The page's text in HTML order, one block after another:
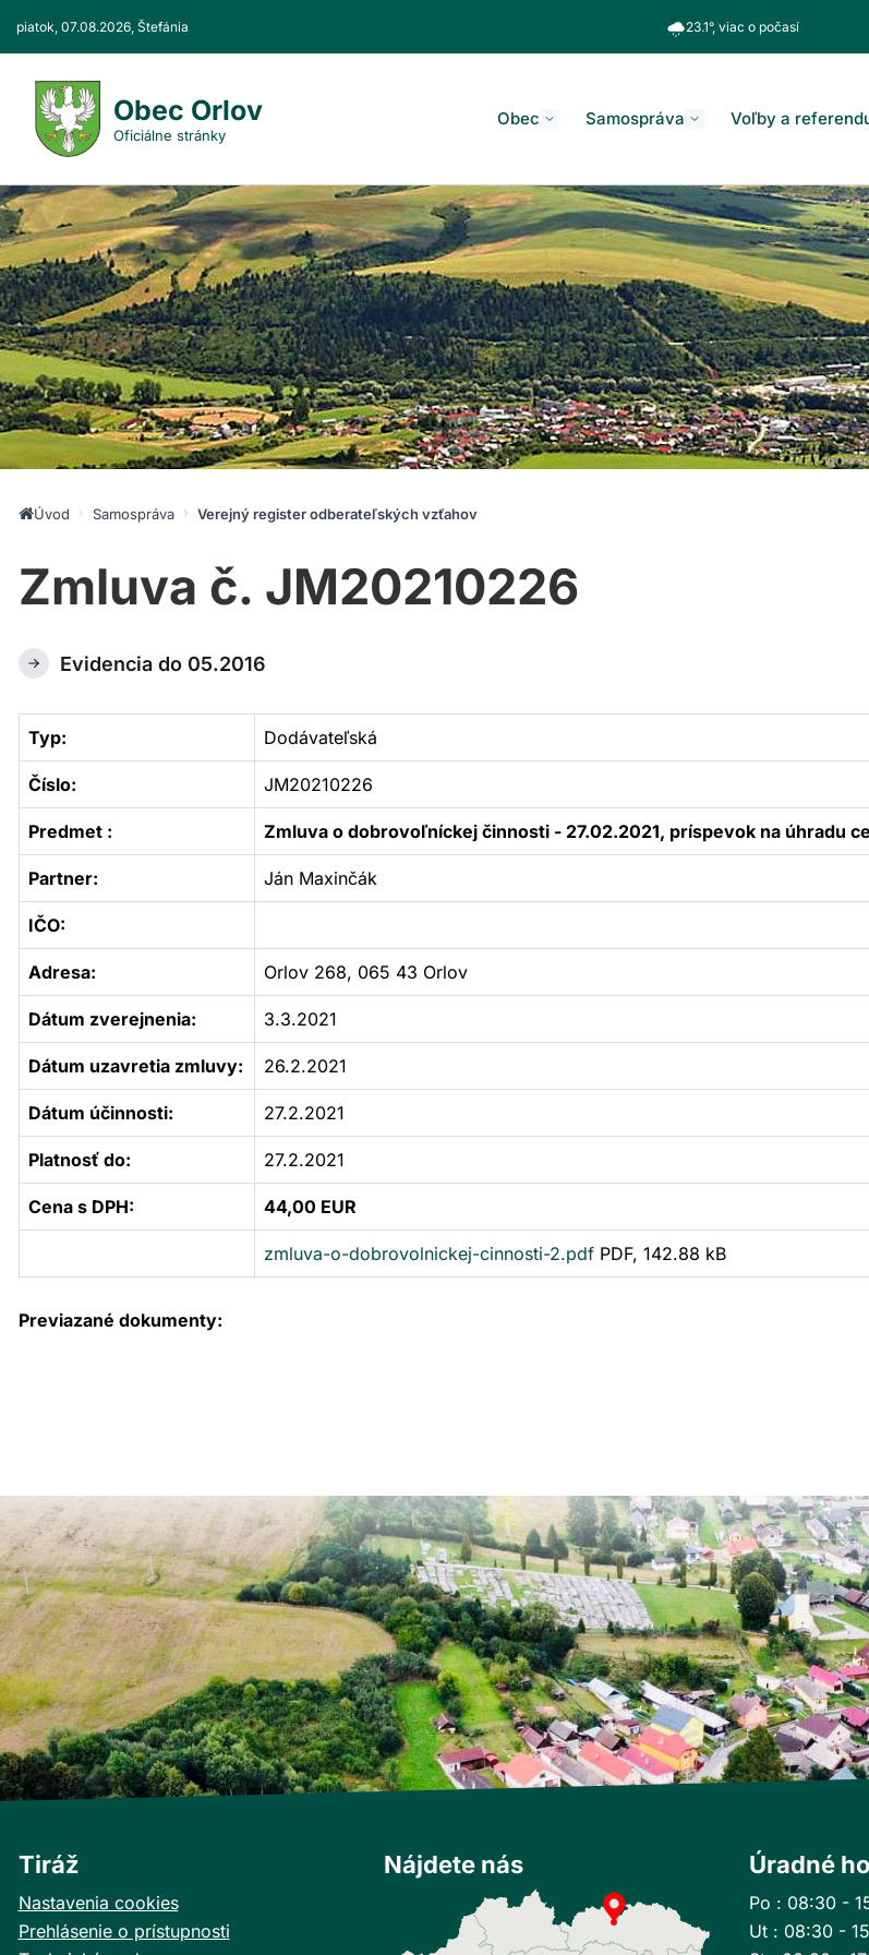
piatok, 07.08.2026, Štefánia 23.1°, viac o počasí
Obec Orlov
Oficiálne stránky
Obec Samospráva Voľby a
Úvod Samospráva Verejný register odberateľských vzťahov
Zmluva č. JM20210226
Evidencia do 05.2016
Typ: Dodávateľská
Číslo: JM20210226
Predmet : Zmluva o dobrovoľníckej činnosti - 27.02.2021, príspevok na úhradu
Partner: Ján Maxinčák
IČO:
Adresa: Orlov 268, 065 43 Orlov
Dátum zverejnenia: 3.3.2021
Dátum uzavretia zmluvy: 26.2.2021
Dátum účinnosti: 27.2.2021
Platnosť do: 27.2.2021
Cena s DPH: 44,00 EUR
zmluva-o-dobrovolnickej-cinnosti-2.pdfPDF, 142.88 kB
Previazané dokumenty:
Tiráž
Nastavenia cookies
Prehlásenie o prístupnosti
Nájdete nás Úradné
Po : 08:30 -
Ut : 08:30 -